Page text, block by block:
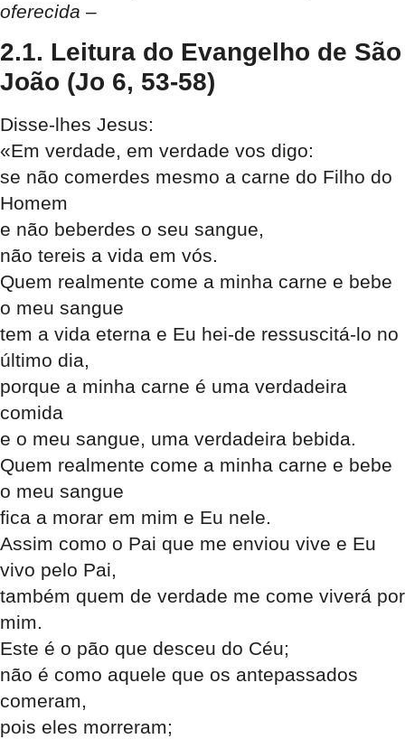
oferecida –
2.1. Leitura do Evangelho de São
João (Jo 6, 53-58)
Disse-lhes Jesus:
«Em verdade, em verdade vos digo:
se não comerdes mesmo a carne do Filho do
Homem
e não beberdes o seu sangue,
não tereis a vida em vós.
Quem realmente come a minha carne e bebe
o meu sangue
tem a vida eterna e Eu hei-de ressuscitá-lo no
último dia,
porque a minha carne é uma verdadeira
comida
e o meu sangue, uma verdadeira bebida.
Quem realmente come a minha carne e bebe
o meu sangue
fica a morar em mim e Eu nele.
Assim como o Pai que me enviou vive e Eu
vivo pelo Pai,
também quem de verdade me come viverá por
mim.
Este é o pão que desceu do Céu;
não é como aquele que os antepassados
comeram,
pois eles morreram;